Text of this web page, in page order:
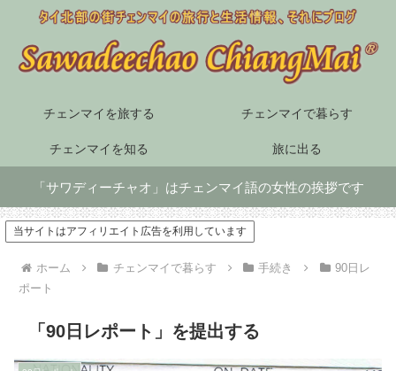
チェンマイを旅する チェンマイで暮らす
チェンマイを知る 旅に出る
「サワディーチャオ」はチェンマイ語の女性の挨拶です
当サイトはアフィリエイト広告を利用しています
ホーム チェンマイで暮らす 手続き
90日レ
ポート
「90日レポート」を提出する